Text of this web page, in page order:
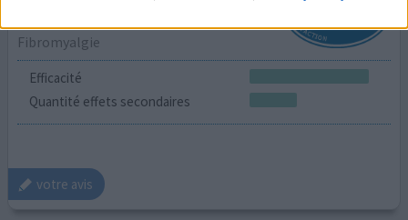
02/08/2023 | Homme | 40
tramadol
Fibromyalgie
Efficacité
Quantité effets secondaires
votre avis